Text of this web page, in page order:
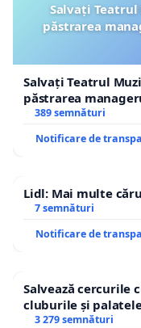
Salvați Teatrul
păstrarea
Salvați Teatrul
păstrarea
ROGOJAN
389 semnături
Notificare de
Lidl: Mai multe
7 semnături
Notificare de
Salvează cercurile
cluburile și
3 279 semnături